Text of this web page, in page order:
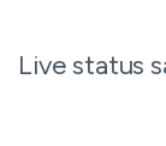
Live status